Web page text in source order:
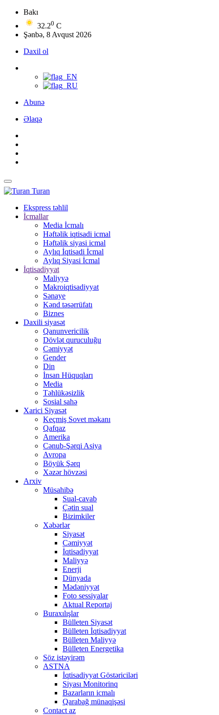
Bakı
32.20 C
Şənbə, 8 Avqust 2026
Daxil ol
Abunə
Əlaqə
Turan
Ekspress təhlil
İcmallar
Media İcmalı
Həftəlik iqtisadi icmal
Həftəlik siyasi icmal
Aylıq İqtisadi İcmal
Aylıq Siyasi İcmal
İqtisadiyyat
Maliyyə
Makroiqtisadiyyat
Sənaye
Kənd təsərrüfatı
Biznes
Daxili siyasət
Qanunvericilik
Dövlət quruculuğu
Cəmiyyət
Gender
Din
İnsan Hüquqları
Media
Təhlükəsizlik
Sosial sahə
Xarici Siyasət
Keçmiş Sovet məkanı
Qafqaz
Amerika
Cənub-Şərqi Asiya
Avropa
Böyük Şərq
Xəzər hövzəsi
Arxiv
Müsahibə
Sual-cavab
Çətin sual
Bizimkiler
Xəbərlər
Siyasət
Cəmiyyət
İqtisadiyyat
Maliyyə
Enerji
Dünyada
Mədəniyyət
Foto sessiyalar
Aktual Reportaj
Buraxılışlar
Bülleten Siyasət
Bülleten İqtisadiyyat
Bülleten Maliyyə
Bülleten Energetika
Söz istəyirəm
ASTNA
İqtisadiyyat Göstəriciləri
Siyası Monitorinq
Bazarların icmalı
Qarabağ münaqişəsi
Contact az